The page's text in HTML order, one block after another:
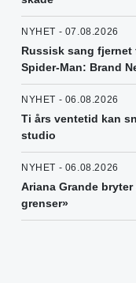
NYHET - 07.08.2026
Russisk sang
Spider-Man: Brand
NYHET - 06.08.2026
Ti års ventetid kan
studio
NYHET - 06.08.2026
Ariana Grande
grenser»